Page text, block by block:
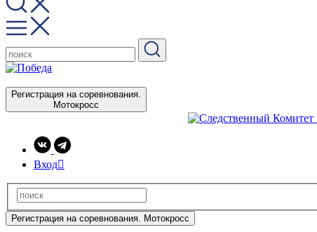
Регистрация на соревнования.
Мотокросс
Вход
Регистрация на соревнования. Мотокросс